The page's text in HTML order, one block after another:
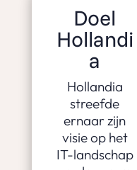
Doel
Hollandi
a
Hollandia
streefde
ernaar zijn
visie op het
IT-landschap